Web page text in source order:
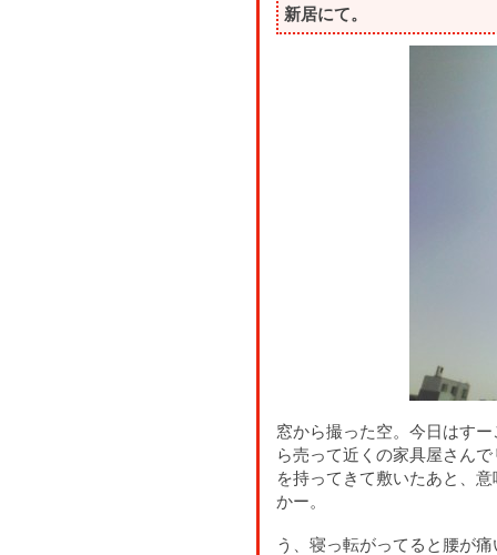
新居にて。
窓から撮った空。今日はす
ら売って近くの家具屋さん
を持ってきて敷いたあと、
かー。
う、寝っ転がってると腰が